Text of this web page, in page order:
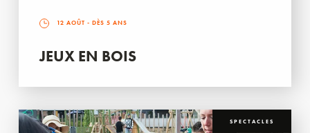
12 AOÛT - DÈS 5 ANS
JEUX EN BOIS
SPECTACLES